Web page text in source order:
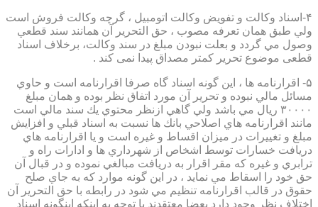
۴-اسناد وكالت و تفويض وكالت اتومبيل ، گرچه وكالت فروش است
ولي طبق همان تعرفه مصوب ، حق التحرير آن همانند سند قطعي
وصول مي گردد و بعلت نبودن مبلغ در سند وكالت، برخلاف اسناد
قطعی موضوع تحریر کمتر مصداق پیدا نمی کند .
۵- اقرارنامه ها ، اين گونه اسناد گاه صرفا اقرارنامه است و حاوي
مسائل مالي نبوده و تحرير آن مورد اتفاق نظر بوده و همان مبلغ
۳۰۰۰۰ ريال مي باشد ولي گاهي ازنظر محتوي يك سند مالي است
مانند اقرارنامه هاي اصلاحي بانك ها نسبت به اسناد قبلي و افزايش
مبلغ و تغييرات در ميزان اقساط و غيره است و يا اقرارنامه هاي
دريافت خسارات توسط اشخاص از شهرداري ها و ادارات راه و
ترابري و غيره كه مقر اقرار به دريافت مبالغي نموده و در قبال آن
حق خود را اسقاط مي نمايد ، در اين گونه موارد كه به جاي صلح
حقوق در قالب اقرارنامه تنظيم مي شود در رابطه با حق التحرير آن
اختلاف نظر وجود دارد بعضا معتقدند با توجه به اينكه اينگونه اسناد